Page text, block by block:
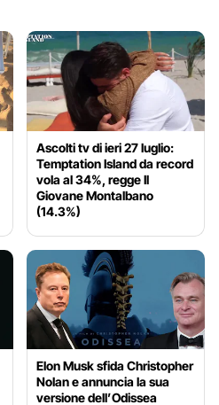
Ascolti tv di ieri 27 luglio:
Temptation Island da record
vola al 34%, regge Il
Giovane Montalbano
(14.3%)
Elon Musk sfida Christopher
Nolan e annuncia la sua
versione dell’Odissea